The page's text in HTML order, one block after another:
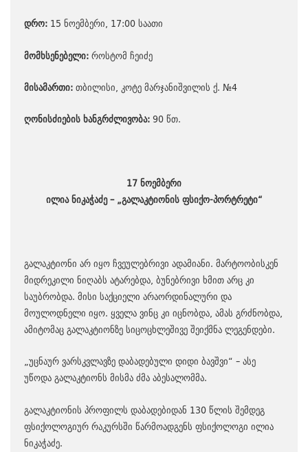
დრო: 15 ნოემბერი, 17:00 საათი
მომხსენებელი:როსტომ ჩეიძე
მისამართი:თბილისი, კოტე მარჯანიშვილის ქ. №4
ღონისძიების ხანგრძლივობა:90 წთ.
17 ნოემბერი
ილია ნიკაჭაძე – „გალაკტიონის ფსიქო-პორტრეტი“
გალაკტიონი არ იყო ჩვეულებრივი ადამიანი. მარტოობისკენ
მიდრეკილი ნიღაბს ატარებდა, ბუნებრივი ხმით არც კი
საუბრობდა. მისი საქციელი არაორდინალური და
მოულოდნელი იყო. ყველა ვინც კი იცნობდა, ამას გრძნობდა,
ამიტომაც გალაკტიონზე სიცოცხლეშივე შეიქმნა ლეგენდები.
„უცნაურ ვარსკვლავზე დაბადებული დიდი ბავშვი“ – ასე
უწოდა გალაკტიონს მისმა ძმა აბესალომმა.
გალაკტიონის პროფილს დაბადებიდან 130 წლის შემდეგ
ფსიქოლოგიურ რაკურსში წარმოადგენს ფსიქოლოგი ილია
ნიკაჭაძე.